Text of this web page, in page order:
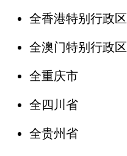
全香港特别行政区
全澳门特别行政区
全重庆市
全四川省
全贵州省